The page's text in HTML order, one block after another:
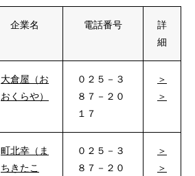
企業名 電話番号
詳
細
大倉屋（お
おくらや）
０２５－３
８７－２０
１７
＞
＞
町北幸（ま
ちきたこ
０２５－３
８７－２０
＞
＞